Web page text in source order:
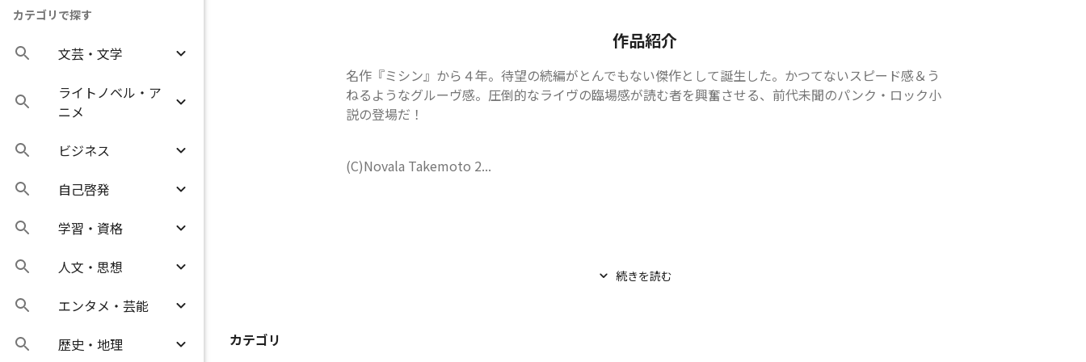
カテゴリで探す
文芸・文学
ライトノベル・ア
ニメ
ビジネス
自己啓発
学習・資格
人文・思想
エンタメ・芸能
歴史・地理
作品紹介
名作『ミシン』から４年。待望の続編がとんでもない傑作として誕生した。かつてないスピード感＆う
ねるようなグルーヴ感。圧倒的なライヴの臨場感が読む者を興奮させる、前代未聞のパンク・ロック小
説の登場だ！
(C)Novala Takemoto 2...
続きを読む
カテゴリ